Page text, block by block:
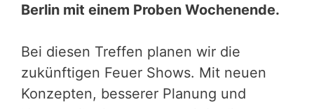
Berlin mit einem Proben Wochenende.
Bei diesen Treffen planen wir die
zukünftigen Feuer Shows. Mit neuen
Konzepten, besserer Planung und